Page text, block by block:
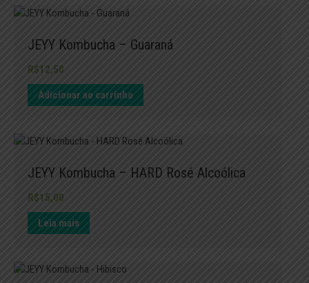
JEYY Kombucha – Guaraná
R$12,50
Adicionar ao carrinho
JEYY Kombucha – HARD Rosé Alcoólica
R$15,00
Leia mais